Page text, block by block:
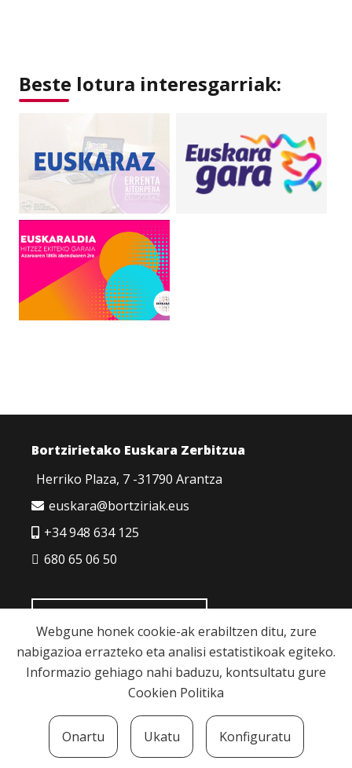
Beste lotura interesgarriak:
Bortzirietako Euskara Zerbitzua
Herriko Plaza, 7 -31790 Arantza
euskara@bortziriak.eus
+34 948 634 125
680 65 06 50
Cookie politika | Pribatutasun politika |
Lege
oharra
Webgune honek cookie-ak erabiltzen ditu, zure
nabigazioa errazteko eta analisi estatistikoak egiteko.
Informazio gehiago nahi baduzu, kontsultatu gure
Cookien Politika
Onartu Ukatu Konfiguratu